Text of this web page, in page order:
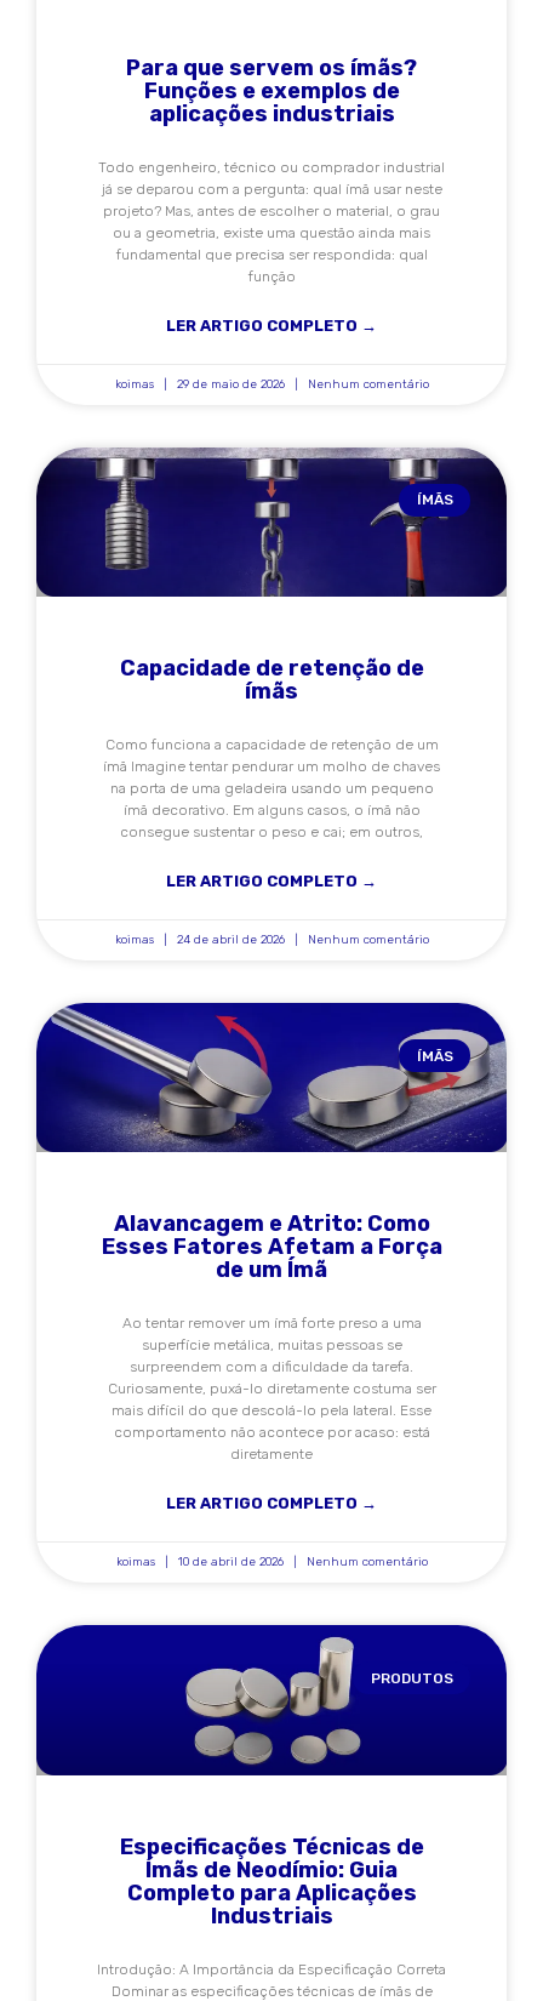
Para que servem os ímãs?
Funções e exemplos de
aplicações industriais
Todo engenheiro, técnico ou comprador industrial
já se deparou com a pergunta: qual ímã usar neste
projeto? Mas, antes de escolher o material, o grau
ou a geometria, existe uma questão ainda mais
fundamental que precisa ser respondida: qual
função
LER ARTIGO COMPLETO →
koimas 29 de maio de 2026 Nenhum comentário
ÍMÃS
Capacidade de retenção de
ímãs
Como funciona a capacidade de retenção de um
ímã Imagine tentar pendurar um molho de chaves
na porta de uma geladeira usando um pequeno
ímã decorativo. Em alguns casos, o ímã não
consegue sustentar o peso e cai; em outros,
LER ARTIGO COMPLETO →
koimas 24 de abril de 2026 Nenhum comentário
ÍMÃS
Alavancagem e Atrito: Como
Esses Fatores Afetam a Força
de um Ímã
Ao tentar remover um ímã forte preso a uma
superfície metálica, muitas pessoas se
surpreendem com a dificuldade da tarefa.
Curiosamente, puxá-lo diretamente costuma ser
mais difícil do que descolá-lo pela lateral. Esse
comportamento não acontece por acaso: está
diretamente
LER ARTIGO COMPLETO →
koimas 10 de abril de 2026 Nenhum comentário
PRODUTOS
Especificações Técnicas de
Ímãs de Neodímio: Guia
Completo para Aplicações
Industriais
Introdução: A Importância da Especificação Correta
Dominar as especificações técnicas de ímãs de